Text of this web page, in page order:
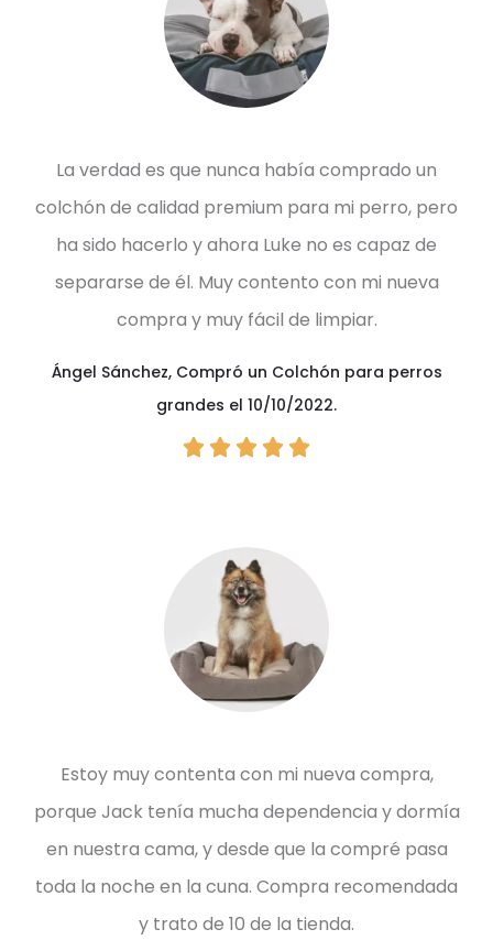
La verdad es que nunca había comprado un
colchón de calidad premium para mi perro, pero
ha sido hacerlo y ahora Luke no es capaz de
separarse de él. Muy contento con mi nueva
compra y muy fácil de limpiar.
Ángel Sánchez, Compró un Colchón para perros
grandes el 10/10/2022.
    
Estoy muy contenta con mi nueva compra,
porque Jack tenía mucha dependencia y dormía
en nuestra cama, y desde que la compré pasa
toda la noche en la cuna. Compra recomendada
y trato de 10 de la tienda.